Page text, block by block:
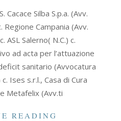
Cacace Silba S.p.a. (Avv.
Campania (Avv.
ASL Salerno( N.C.) c.
ad acta per l’attuazione
sanitario (Avvocatura
Ises s.r.l., Casa di Cura
Metafelix (Avv.ti
READING